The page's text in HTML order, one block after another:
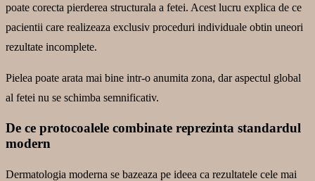
poate corecta pierderea structurala a fetei. Acest lucru explica de ce
pacientii care realizeaza exclusiv proceduri individuale obtin uneori
rezultate incomplete.
Pielea poate arata mai bine intr-o anumita zona, dar aspectul global
al fetei nu se schimba semnificativ.
De ce protocoalele combinate reprezinta standardul
modern
Dermatologia moderna se bazeaza pe ideea ca rezultatele cele mai